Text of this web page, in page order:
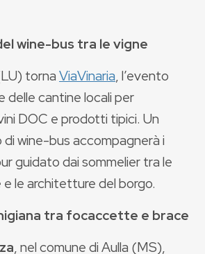
wine-bus tra le vigne
tornaViaVinaria, l’evento
delle cantine locali per
DOC e prodotti tipici. Un
wine-bus accompagnerà i
guidato dai sommelier tra le
e le architetture del borgo.
tra focaccette e brace
, nel comune di Aulla (MS),